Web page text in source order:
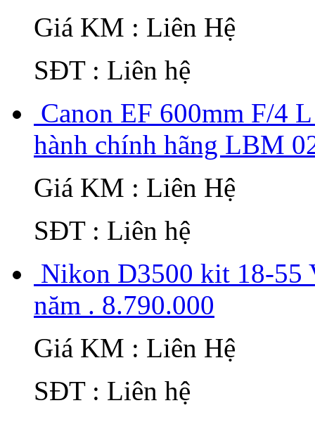
Giá KM : Liên Hệ
SĐT : Liên hệ
Canon EF 600mm F/4
hành chính hãng LBM
Giá KM : Liên Hệ
SĐT : Liên hệ
Nikon D3500 kit 18-55
năm . 8.790.000
Giá KM : Liên Hệ
SĐT : Liên hệ